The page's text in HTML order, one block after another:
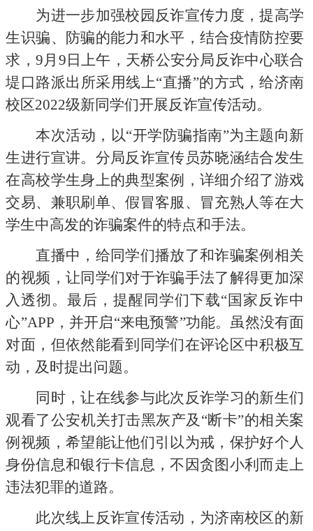
为进一步加强校园反诈宣传力度，提高学
生识骗、防骗的能力和水平，结合疫情防控要
求，9月9日上午，天桥公安分局反诈中心联合
堤口路派出所采用线上“直播”的方式，给济南
校区2022级新同学们开展反诈宣传活动。
本次活动，以“开学防骗指南”为主题向新
生进行宣讲。分局反诈宣传员苏晓涵结合发生
在高校学生身上的典型案例，详细介绍了游戏
交易、兼职刷单、假冒客服、冒充熟人等在大
学生中高发的诈骗案件的特点和手法。
直播中，给同学们播放了和诈骗案例相关
的视频，让同学们对于诈骗手法了解得更加深
入透彻。最后，提醒同学们下载“国家反诈中
心”APP，并开启“来电预警”功能。虽然没有面
对面，但依然能看到同学们在评论区中积极互
动，及时提出问题。
同时，让在线参与此次反诈学习的新生们
观看了公安机关打击黑灰产及 “断卡”的相关案
例视频，希望能让他们引以为戒，保护好个人
身份信息和银行卡信息，不因贪图小利而走上
违法犯罪的道路。
此次线上反诈宣传活动，为济南校区的新